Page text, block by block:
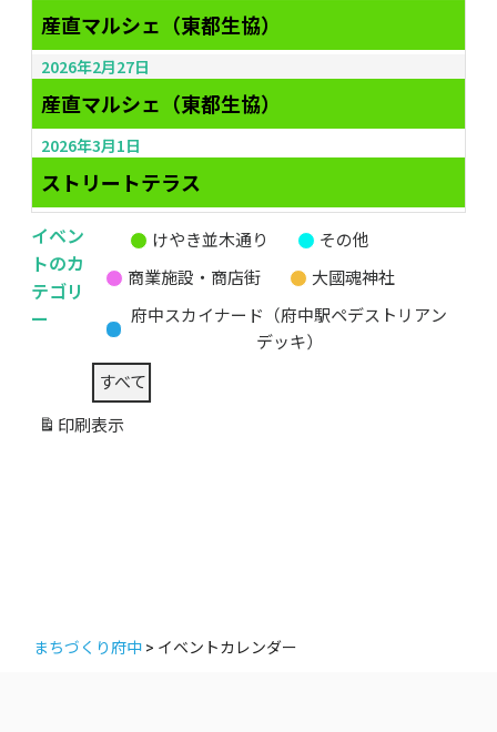
産直マルシェ（東都生協）
2026年2月27日
産直マルシェ（東都生協）
2026年3月1日
ストリートテラス
イベン
トのカ
テゴリ
ー
題
カ
テ
ゴ
けやき並木通り
その他
商業施設・商店街
大國魂神社
府中スカイナード（府中駅ペデストリアン
デッキ）
すべて
印刷 表示
まちづくり府中 > イベントカレンダー